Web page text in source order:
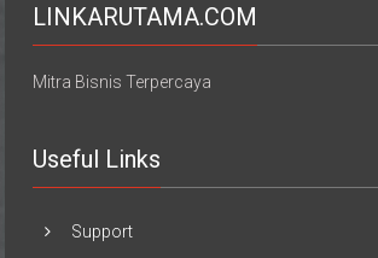
LINKARUTAMA.COM
Mitra Bisnis Terpercaya
Useful Links
Support